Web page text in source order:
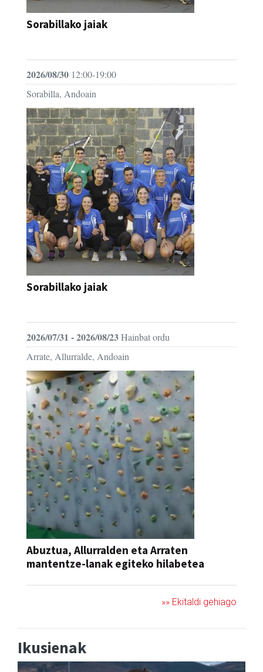
Sorabillako jaiak
2026/08/30 12:00-19:00
Sorabilla, Andoain
Sorabillako jaiak
2026/07/31 - 2026/08/23Hainbat ordu
Arrate, Allurralde, Andoain
Abuztua, Allurralden eta Arraten
mantentze-lanak egiteko hilabetea
»» Ekitaldi gehiago
Ikusienak